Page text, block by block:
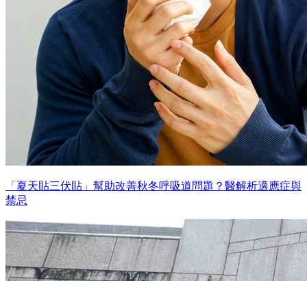
「夏天貼三伏貼」幫助改善秋冬呼吸道問題？醫解析適應症與
禁忌